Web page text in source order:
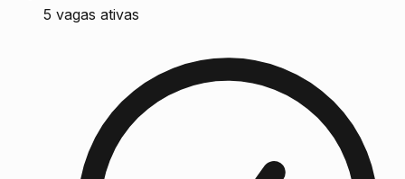
5 vagas ativas